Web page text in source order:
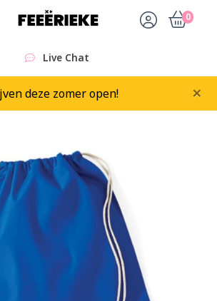
0
Live Chat
deze zomer open! ×